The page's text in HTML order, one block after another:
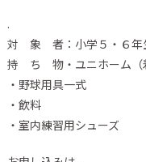
.
対 象 者：小学５・６年
持 ち 物・ユニホーム（
・野球用具一式
・飲料
・室内練習用シューズ